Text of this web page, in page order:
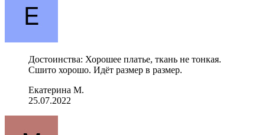
Достоинства: Хорошее платье, ткань не тонкая.
Сшито хорошо. Идёт размер в размер.
Екатерина М.
25.07.2022